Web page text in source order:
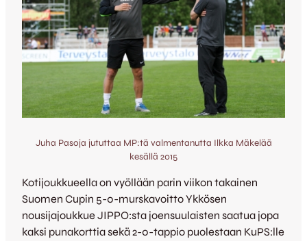
Juha Pasoja jututtaa MP:tä valmentanutta Ilkka Mäkelää
kesällä 2015
Kotijoukkueella on vyöllään parin viikon takainen
Suomen Cupin 5-0-murskavoitto Ykkösen
nousijajoukkue JIPPO:sta joensuulaisten saatua jopa
kaksi punakorttia sekä 2-0-tappio puolestaan KuPS:lle